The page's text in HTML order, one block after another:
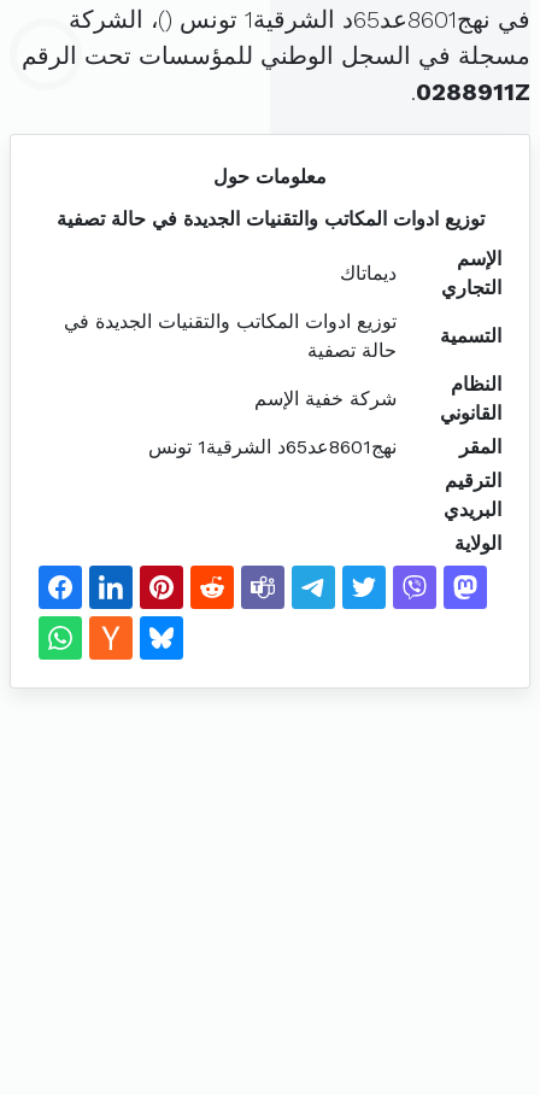
في نهج8601عد65د الشرقية1 تونس (
)، الشركة
مسجلة في السجل الوطني للمؤسسات تحت الرقم
0288911Z
.
معلومات حول
توزيع ادوات المكاتب والتقنيات الجديدة في حالة تصفية
الإسم
التجاري
ديماتاك
التسمية
توزيع ادوات المكاتب والتقنيات الجديدة في
حالة تصفية
النظام
القانوني
شركة خفية الإسم
المقر
نهج8601عد65د الشرقية1 تونس
الترقيم
البريدي
الولاية